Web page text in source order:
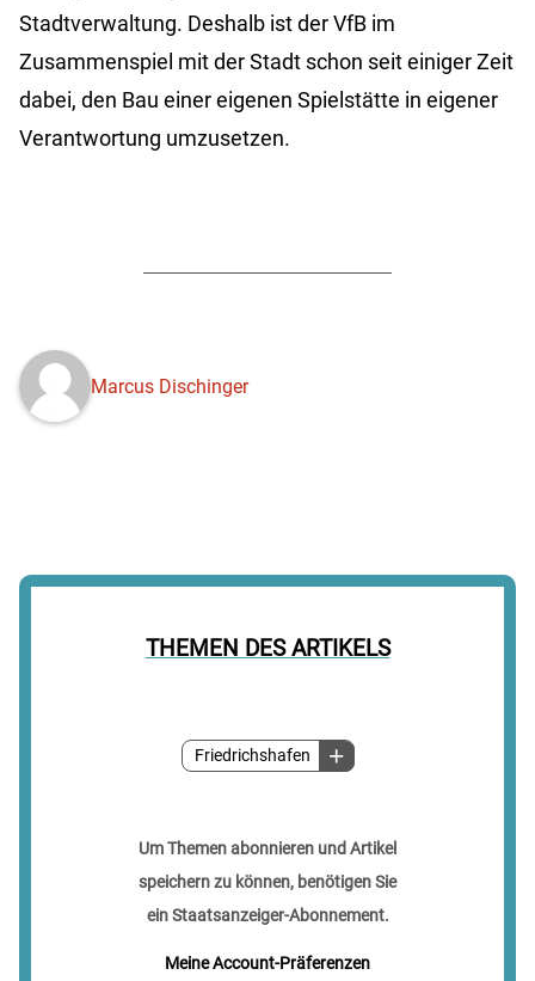
THEMEN DES ARTIKELS
Friedrichshafen
Um Themen abonnieren und Artikel
speichern zu können, benötigen Sie
ein Staatsanzeiger-Abonnement.
Meine Account-Präferenzen
Stadtverwaltung. Deshalb ist der VfB im
Zusammenspiel mit der Stadt schon seit einiger Zeit
dabei, den Bau einer eigenen Spielstätte in eigener
Verantwortung umzusetzen.
Marcus Dischinger